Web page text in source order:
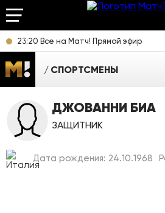
23:20 Все на Матч! Прямой эфир
СПОРТСМЕНЫ
ДЖОВАННИ БИА
ЗАЩИТНИК
Дата рождения: 24.10.1968